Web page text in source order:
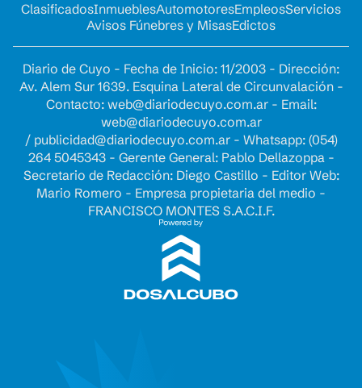
ClasificadosInmueblesAutomotoresEmpleosServicios
Avisos Fúnebres y MisasEdictos
Diario de Cuyo - Fecha de Inicio: 11/2003 - Dirección:
Av. Alem Sur 1639. Esquina Lateral de Circunvalación -
Contacto: web@diariodecuyo.com.ar- Email:
web@diariodecuyo.com.ar
/ publicidad@diariodecuyo.com.ar- Whatsapp: (054)
264 5045343 - Gerente General: Pablo Dellazoppa -
Secretario de Redacción: Diego Castillo - Editor Web:
Mario Romero - Empresa propietaria del medio -
FRANCISCO MONTES S.A.C.I.F.